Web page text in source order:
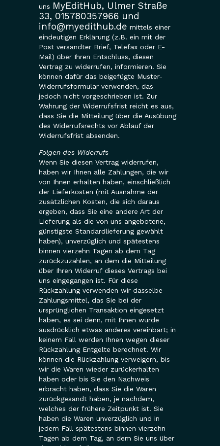
uns MyEditHub, Ulmer Straße
33, 015780357966 und
info@myedithub.de mittels einer
eindeutigen Erklärung (z.B. ein mit der
Post versandter Brief, Telefax oder E-
Mail) über Ihren Entschluss, diesen
Vertrag zu widerrufen, informieren. Sie
können dafür das beigefügte Muster-
Widerrufsformular verwenden, das
jedoch nicht vorgeschrieben ist. Zur
Wahrung der Widerrufsfrist reicht es aus,
dass Sie die Mitteilung über die Ausübung
des Widerrufsrechts vor Ablauf der
Widerrufsfrist absenden.
Folgen des Widerrufs
Wenn Sie diesen Vertrag widerrufen,
haben wir Ihnen alle Zahlungen, die wir
von Ihnen erhalten haben, einschließlich
der Lieferkosten (mit Ausnahme der
zusätzlichen Kosten, die sich daraus
ergeben, dass Sie eine andere Art der
Lieferung als die von uns angebotene,
günstigste Standardlieferung gewählt
haben), unverzüglich und spätestens
binnen vierzehn Tagen ab dem Tag
zurückzuzahlen, an dem die Mitteilung
über Ihren Widerruf dieses Vertrags bei
uns eingegangen ist. Für diese
Rückzahlung verwenden wir dasselbe
Zahlungsmittel, das Sie bei der
ursprünglichen Transaktion eingesetzt
haben, es sei denn, mit Ihnen wurde
ausdrücklich etwas anderes vereinbart; in
keinem Fall werden Ihnen wegen dieser
Rückzahlung Entgelte berechnet. Wir
können die Rückzahlung verweigern, bis
wir die Waren wieder zurückerhalten
haben oder bis Sie den Nachweis
erbracht haben, dass Sie die Waren
zurückgesandt haben, je nachdem,
welches der frühere Zeitpunkt ist. Sie
haben die Waren unverzüglich und in
jedem Fall spätestens binnen vierzehn
Tagen ab dem Tag, an dem Sie uns über